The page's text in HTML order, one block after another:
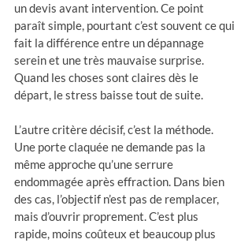
un devis avant intervention. Ce point
paraît simple, pourtant c’est souvent ce qui
fait la différence entre un dépannage
serein et une très mauvaise surprise.
Quand les choses sont claires dès le
départ, le stress baisse tout de suite.
L’autre critère décisif, c’est la méthode.
Une porte claquée ne demande pas la
même approche qu’une serrure
endommagée après effraction. Dans bien
des cas, l’objectif n’est pas de remplacer,
mais d’ouvrir proprement. C’est plus
rapide, moins coûteux et beaucoup plus